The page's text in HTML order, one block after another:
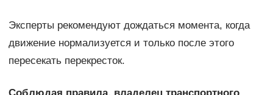
Эксперты рекомендуют дождаться момента, когда
движение нормализуется и только после этого
пересекать перекресток.